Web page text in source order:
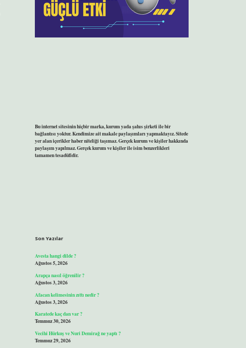
Bu internet sitesinin hiçbir marka, kurum yada şahıs şirketi ile bir
bağlantısı yoktur. Kendimize ait makale paylaşımları yapmaktayız. Sitede
yer alan içerikler haber niteliği taşımaz. Gerçek kurum ve kişiler hakkında
paylaşım yapılmaz. Gerçek kurum ve kişiler ile isim benzerlikleri
tamamen tesadüfidir.
Son Yazılar
Avesta hangi dilde ?
Ağustos 5, 2026
Arapça nasıl öğrenilir ?
Ağustos 3, 2026
Afacan kelimesinin zıttı nedir ?
Ağustos 3, 2026
Karatede kaç dan var ?
Temmuz 30, 2026
Vecihi Hürkuş ve Nuri Demirağ ne yaptı ?
Temmuz 29, 2026